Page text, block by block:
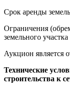
Срок аренды
Ограничения
земельного
Аукцион является
Технические
строительства к